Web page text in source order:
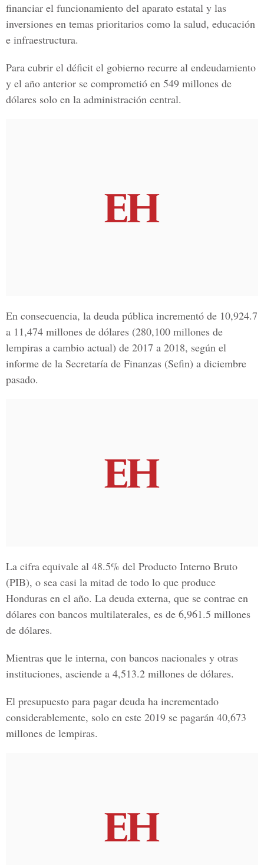
financiar el funcionamiento del aparato estatal y las
inversiones en temas prioritarios como la salud, educación
e infraestructura.
Para cubrir el déficit el gobierno recurre al endeudamiento
y el año anterior se comprometió en 549 millones de
dólares solo en la administración central.
En consecuencia, la deuda pública incrementó de 10,924.7
a 11,474 millones de dólares (280,100 millones de
lempiras a cambio actual) de 2017 a 2018, según el
informe de la Secretaría de Finanzas (Sefin) a diciembre
pasado.
La cifra equivale al 48.5% del Producto Interno Bruto
(PIB), o sea casi la mitad de todo lo que produce
Honduras en el año. La deuda externa, que se contrae en
dólares con bancos multilaterales, es de 6,961.5 millones
de dólares.
Mientras que le interna, con bancos nacionales y otras
instituciones, asciende a 4,513.2 millones de dólares.
El presupuesto para pagar deuda ha incrementado
considerablemente, solo en este 2019 se pagarán 40,673
millones de lempiras.